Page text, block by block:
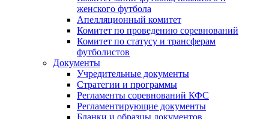
женского футбола
Апелляционный комитет
Комитет по проведению соревнований
Комитет по статусу и трансферам
футболистов
Документы
Учредительные документы
Стратегии и программы
Регламенты соревнований КФС
Регламентирующие документы
Бланки и образцы документов